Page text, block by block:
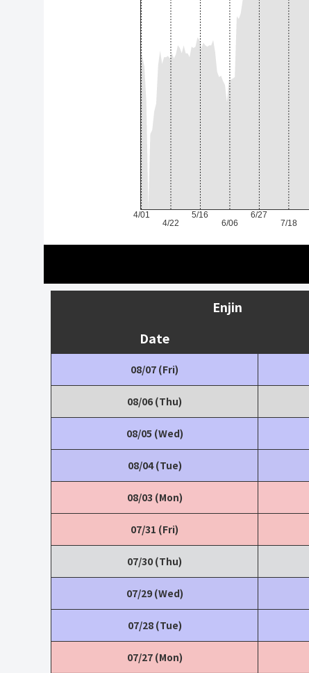
4/01
4/22
5/16
6/06
6/27
7/18
Enjin
Date
08/07 (Fri)
08/06 (Thu)
08/05 (Wed)
08/04 (Tue)
08/03 (Mon)
07/31 (Fri)
07/30 (Thu)
07/29 (Wed)
07/28 (Tue)
07/27 (Mon)